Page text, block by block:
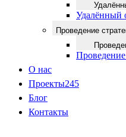
Удалённый
Проведение
Проведение
О нас
Проекты245
Блог
Контакты